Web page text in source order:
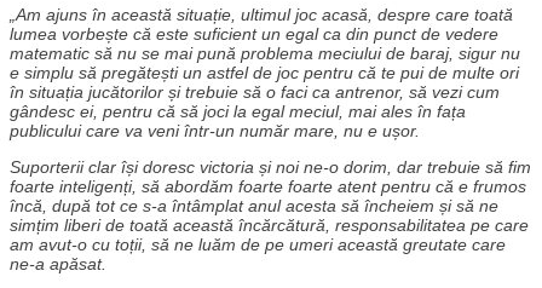
„Am ajuns în această situație, ultimul joc acasă, despre care toată
lumea vorbește că este suficient un egal ca din punct de vedere
matematic să nu se mai pună problema meciului de baraj, sigur nu
e simplu să pregătești un astfel de joc pentru că te pui de multe ori
în situația jucătorilor și trebuie să o faci ca antrenor, să vezi cum
gândesc ei, pentru că să joci la egal meciul, mai ales în fața
publicului care va veni într-un număr mare, nu e ușor.
Suporterii clar își doresc victoria și noi ne-o dorim, dar trebuie să fim
foarte inteligenți, să abordăm foarte foarte atent pentru că e frumos
încă, după tot ce s-a întâmplat anul acesta să încheiem și să ne
simțim liberi de toată această încărcătură, responsabilitatea pe care
am avut-o cu toții, să ne luăm de pe umeri această greutate care
ne-a apăsat.